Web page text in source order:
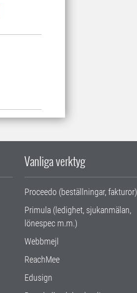
Vanliga verktyg
Proceedo (beställningar, fakturor)
Primula (ledighet, sjukanmälan,
lönespec m.m.)
Webbmejl
ReachMee
Edusign